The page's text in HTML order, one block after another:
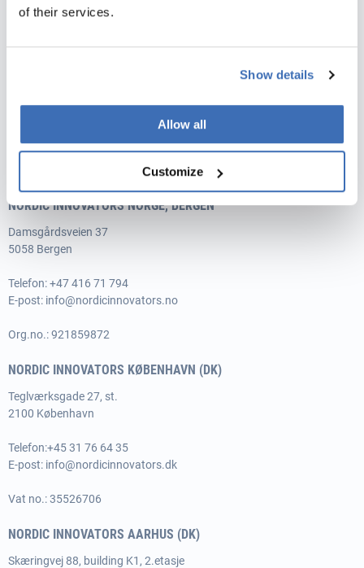
of their services.
Show details
Allow all
Customize
Nanoteknologi, materialer,
Landbruk, skogbruk,
matindustri og biobaserte
sektorer
Blå vekst, havbruk
Lavkarbon & Effektive
energisystemer
Transport, Smart-byer og
Mobilitet
Klima, miljø,
råmaterialer
Nye forretningsmodeller
Grønn omstilling
Norway
Innovasjon Norge
SkatteFUNN
Denmark
EUDP
EU
EIC Accelerator
Eurostars
NORDIC INNOVATORS NORGE, BERGEN
Damsgårdsveien 37
5058 Bergen
Telefon: +47 416 71 794
E-post: info@nordicinnovators.no
Org.no.: 921859872
NORDIC INNOVATORS KØBENHAVN (DK)
Teglværksgade 27, st.
2100 København
Telefon:+45 31 76 64 35
E-post: info@nordicinnovators.dk
Vat no.: 35526706
NORDIC INNOVATORS AARHUS (DK)
Skæringvej 88, building K1, 2.etasje